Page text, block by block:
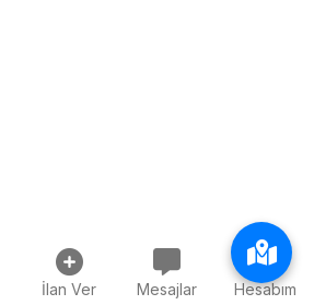
İlan Ver Mesajlar Hesabım